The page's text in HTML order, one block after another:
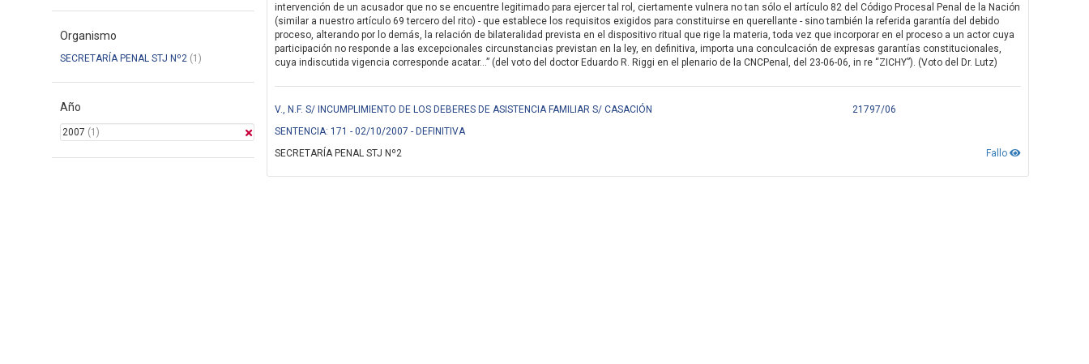
Organismo
SECRETARÍA PENAL STJ Nº2 (1)
Año
2007 (1)
intervención de un acusador que no se encuentre legitimado para ejercer tal rol, ciertamente vulnera no tan sólo el artículo 82 del Código Procesal Penal de la Nación
(similar a nuestro artículo 69 tercero del rito) - que establece los requisitos exigidos para constituirse en querellante - sino también la referida garantía del debido
proceso, alterando por lo demás, la relación de bilateralidad prevista en el dispositivo ritual que rige la materia, toda vez que incorporar en el proceso a un actor cuya
participación no responde a las excepcionales circunstancias previstan en la ley, en definitiva, importa una conculcación de expresas garantías constitucionales,
cuya indiscutida vigencia corresponde acatar...” (del voto del doctor Eduardo R. Riggi en el plenario de la CNCPenal, del 23-06-06, in re “ZICHY”). (Voto del Dr. Lutz)
V., N.F. S/ INCUMPLIMIENTO DE LOS DEBERES DE ASISTENCIA FAMILIAR S/ CASACIÓN
21797/06
SENTENCIA: 171 - 02/10/2007 - DEFINITIVA
Fallo
SECRETARÍA PENAL STJ Nº2